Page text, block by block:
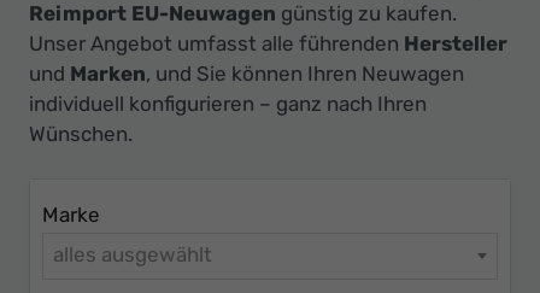
-
Ihr
Innovatives
Autohaus
Reimport EU-Neuwagen günstig zu kaufen.
Unser Angebot umfasst alle führenden Hersteller
und Marken, und Sie können Ihren Neuwagen
individuell konfigurieren – ganz nach Ihren
Wünschen.
Marke
alles ausgewählt